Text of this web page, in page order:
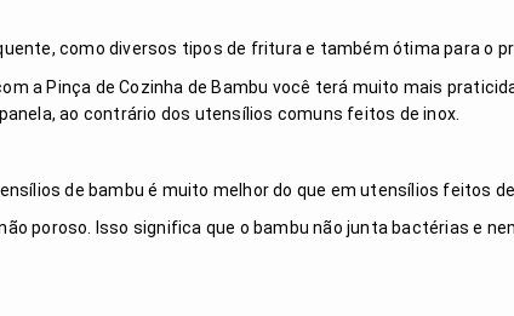
como diversos tipos de fritura e também ótima para o
a Pinça de Cozinha de Bambu você terá muito mais
ao contrário dos utensílios comuns feitos de inox.
de bambu é muito melhor do que em utensílios feitos
poroso. Isso significa que o bambu não junta bactérias e